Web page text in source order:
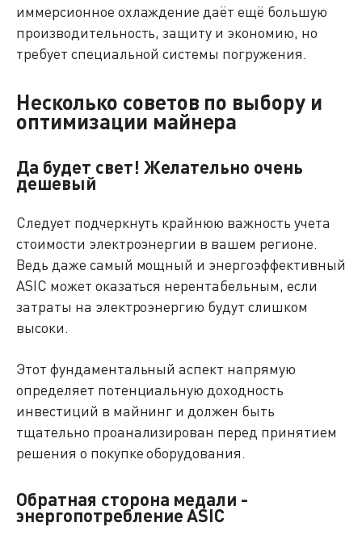
иммерсионное охлаждение даёт ещё большую
производительность, защиту и экономию, но
требует специальной системы погружения.
Несколько советов по выбору и
оптимизации майнера
Да будет свет! Желательно очень
дешевый
Следует подчеркнуть крайнюю важность учета
стоимости электроэнергии в вашем регионе.
Ведь даже самый мощный и энергоэффективный
ASIC может оказаться нерентабельным, если
затраты на электроэнергию будут слишком
высоки.
Этот фундаментальный аспект напрямую
определяет потенциальную доходность
инвестиций в майнинг и должен быть
тщательно проанализирован перед принятием
решения о покупке оборудования.
Обратная сторона медали -
энергопотребление ASIC